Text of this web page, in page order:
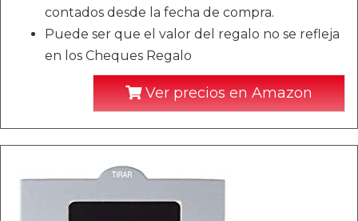
contados desde la fecha de compra.
Puede ser que el valor del regalo no se refleja
en los Cheques Regalo
Ver precios en Amazon